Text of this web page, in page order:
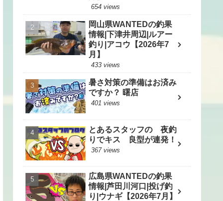
654 views
岡山県WANTEDの釣果
情報|下津井周辺|ルアー
釣り|アコウ【2026年7
月】
433 views
暑さ対策の準備はお済み
ですか？ 曙店
401 views
とあるスタッフの 夜釣
りでキス 良型が連発！
367 views
広島県WANTEDの釣果
情報|芦田川河口|投げ釣
り|ウナギ【2026年7月】